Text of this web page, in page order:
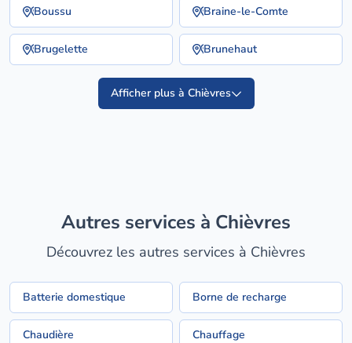
Boussu Braine-le-Comte
Brugelette Brunehaut
Afficher plus à Chièvres
Autres services à Chièvres
Découvrez les autres services à Chièvres
Batterie domestique Borne de recharge
Chaudière Chauffage